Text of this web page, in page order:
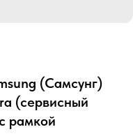
(Самсунг)
(сервисный
рамкой